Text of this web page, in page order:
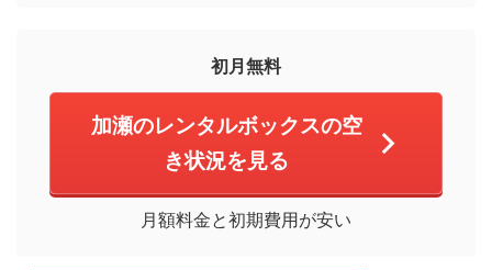
初月無料
加瀬のレンタルボックスの空
き状況を見る
月額料金と初期費用が安い